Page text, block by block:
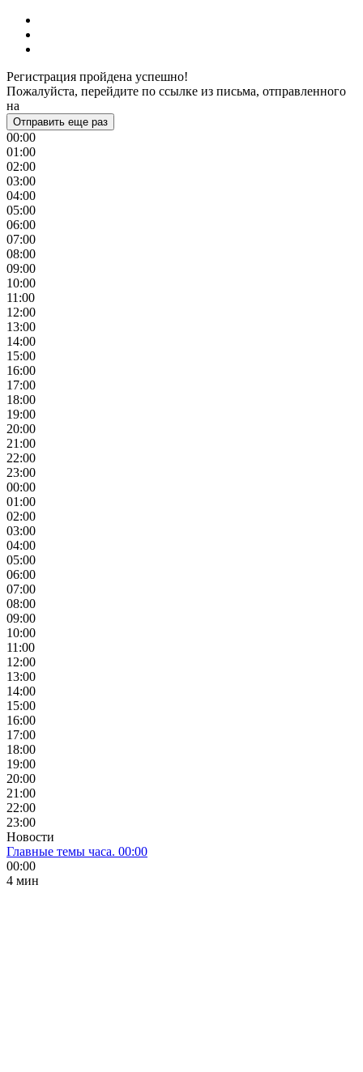
Регистрация пройдена успешно!
Пожалуйста, перейдите по ссылке из письма, отправленного
на
Отправить еще раз
00:00
01:00
02:00
03:00
04:00
05:00
06:00
07:00
08:00
09:00
10:00
11:00
12:00
13:00
14:00
15:00
16:00
17:00
18:00
19:00
20:00
21:00
22:00
23:00
00:00
01:00
02:00
03:00
04:00
05:00
06:00
07:00
08:00
09:00
10:00
11:00
12:00
13:00
14:00
15:00
16:00
17:00
18:00
19:00
20:00
21:00
22:00
23:00
Новости
Главные темы часа. 00:00
00:00
4 мин